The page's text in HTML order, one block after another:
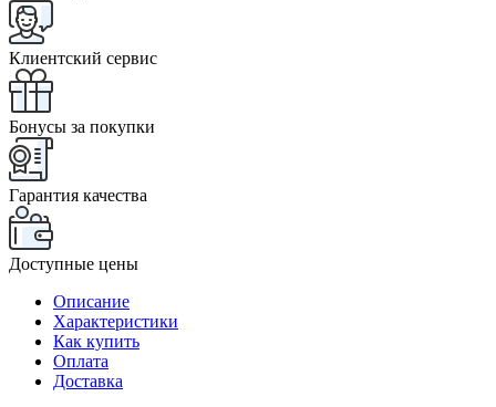
Клиентский сервис
Бонусы за покупки
Гарантия качества
Доступные цены
Описание
Характеристики
Как купить
Оплата
Доставка